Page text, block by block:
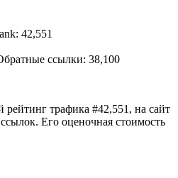
42,551
ссылки: 38,100
рейтинг трафика #42,551, на сайт
Его оценочная стоимость